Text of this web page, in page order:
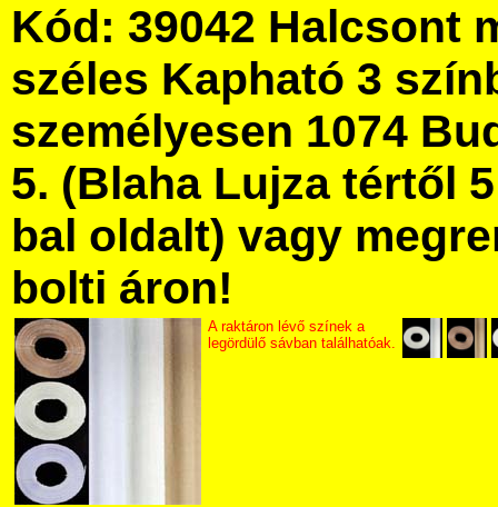
Kód: 39042 Halcsont
széles Kapható 3
személyesen 1074
5. (Blaha Lujza tértől
bal oldalt) vagy
bolti áron!
A raktáron lévő színek a
legördülő sávban találhatóak.